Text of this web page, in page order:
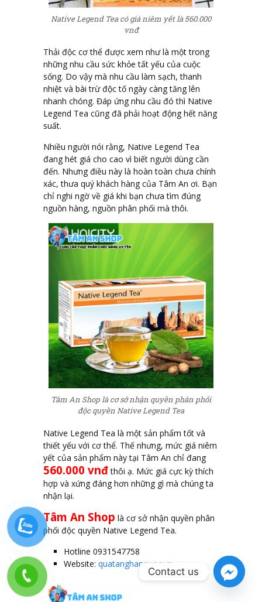
Native Legend Tea có giá niêm yết là 560.000
vnđ
Thải độc cơ thể được xem như là một trong
những nhu cầu sức khỏe tất yếu của cuộc
sống. Do vậy mà nhu cầu làm sạch, thanh
nhiệt và bài trừ độc tố ngày càng tăng lên
nhanh chóng. Đáp ứng nhu cầu đó thì Native
Legend Tea cũng đã phải hoạt động hết năng
suất.
Nhiều người nói rằng, Native Legend Tea
đang hét giá cho cao vì biết người dùng cần
đến. Nhưng điều này là hoàn toàn chưa chính
xác, thưa quý khách hàng của Tâm An ơi. Bạn
chỉ nghi ngờ về giá khi bạn chưa tìm đúng
nguồn hàng, nguồn phân phối mà thôi.
Tâm An Shop là cơ sở nhận quyền phân phối
độc quyền Native Legend Tea
Native Legend Tea là một sản phẩm tốt và
thiết yếu với cơ thể. Thế nhưng, mức giá niêm
yết của sản phẩm này tại Tâm An chỉ đang
560.000 vnđthôi ạ. Mức giá cực kỳ thích
hợp và xứng đáng hơn những gì mà chúng ta
nhận lại.
Tâm An Shop là cơ sở nhận quyền phân
phối độc quyền Native Legend Tea.
Hotline 0931547758
Website: quatanghanquoc.vn
Contact us